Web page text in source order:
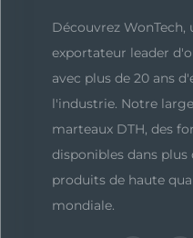
Découvrez
exportateur leader
avec plus de 20 ans
l'industrie. Notre
marteaux DTH, des
disponibles dans plus
produits de haute
mondiale.